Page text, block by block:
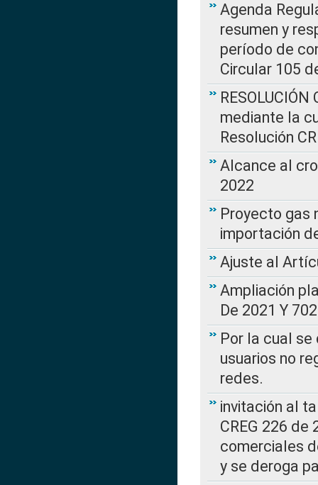
Agenda
resumen y
período de
Circular 105
mediante la
Resolución
Alcance al
2022
Proyecto gas
importación
Ajuste al
Ampliación
De 2021 Y
Por la cual
usuarios no
redes.
invitación al
CREG 226
comerciales
y se deroga